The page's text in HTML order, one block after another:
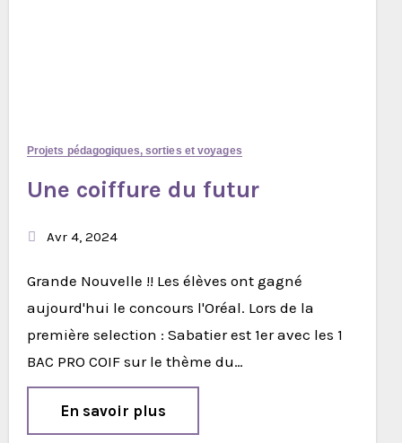
Projets pédagogiques, sorties et voyages
Une coiffure du futur
Avr 4, 2024
Grande Nouvelle !! Les élèves ont gagné
aujourd'hui le concours l'Oréal. Lors de la
première selection : Sabatier est 1er avec les 1
BAC PRO COIF sur le thème du…
En savoir plus